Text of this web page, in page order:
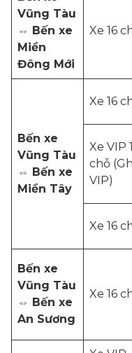
Vũng Tàu
⇔ Bến xe
Miền
Đông Mới
Xe 16
Bến xe
Vũng Tàu
⇔ Bến xe
Miền Tây
Xe 16
Xe VIP
chỗ
VIP)
Xe 16
Bến xe
Vũng Tàu
⇔ Bến xe
An Sương
Xe 16